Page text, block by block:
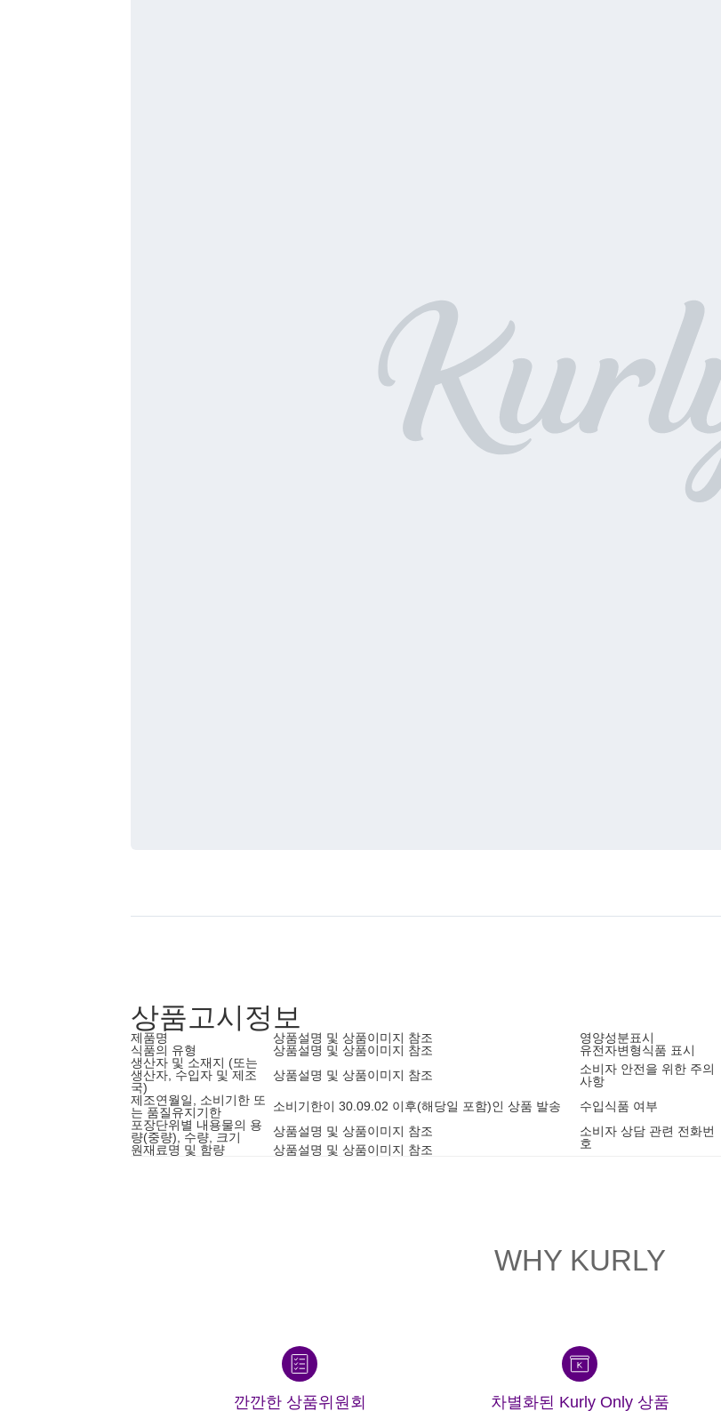
상품고시정보
제품명 상품설명 및 상품이미지 참조 영양성분표시
식품의 유형
상품설명 및 상품이미지 참조 유전자변형식품 표시
생산자 및 소재지 (또는
생산자, 수입자 및 제조
국)
상품설명 및 상품이미지 참조
소비자 안전을 위한 주의
사항
제조연월일, 소비기한 또
는 품질유지기한
소비기한이 30.09.02 이후(해당일 포함)인 상품 발송 수입식품 여부
포장단위별 내용물의 용
량(중량), 수량, 크기
상품설명 및 상품이미지 참조
소비자 상담 관련 전화번
호
원재료명 및 함량
상품설명 및 상품이미지 참조
WHY KURLY
깐깐한 상품위원회 차별화된 Kurly Only 상품